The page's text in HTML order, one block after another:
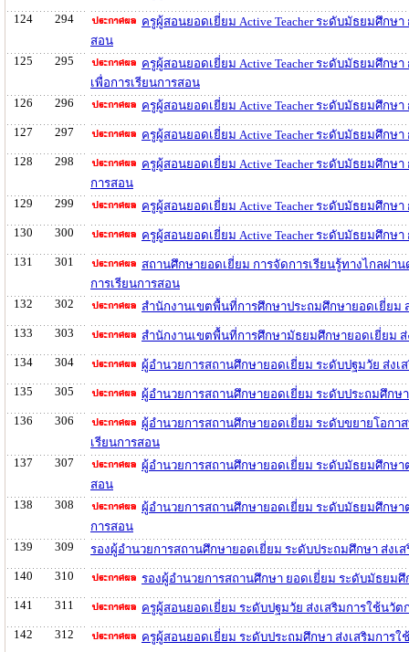
124
294
ครูผู้สอนยอดเยี่ยม Active Teacher ระดับมัธยมศึกษ
สอน
125
295
ครูผู้สอนยอดเยี่ยม Active Teacher ระดับมัธยมศึก
เพื่อการเรียนการสอน
126
296
ครูผู้สอนยอดเยี่ยม Active Teacher ระดับมัธยมศึกษ
127
297
ครูผู้สอนยอดเยี่ยม Active Teacher ระดับมัธยมศึกษ
128
298
ครูผู้สอนยอดเยี่ยม Active Teacher ระดับมัธยมศึก
การสอน
129
299
ครูผู้สอนยอดเยี่ยม Active Teacher ระดับมัธยมศึกษ
130
300
ครูผู้สอนยอดเยี่ยม Active Teacher ระดับมัธยมศึก
131
301
สถานศึกษายอดเยี่ยม การจัดการเรียนรู้ทางไกลผ่า
การเรียนการสอน
132
302
สำนักงานเขตพื้นที่การศึกษาประถมศึกษายอดเยี่ยม
133
303
สำนักงานเขตพื้นที่การศึกษามัธยมศึกษายอดเยี่ยม
134
304
ผู้อำนวยการสถานศึกษายอดเยี่ยม ระดับปฐมวัย ส่ง
135
305
ผู้อำนวยการสถานศึกษายอดเยี่ยม ระดับประถมศึกษ
136
306
ผู้อำนวยการสถานศึกษายอดเยี่ยม ระดับขยายโอกา
เรียนการสอน
137
307
ผู้อำนวยการสถานศึกษายอดเยี่ยม ระดับมัธยมศึกษา
สอน
138
308
ผู้อำนวยการสถานศึกษายอดเยี่ยม ระดับมัธยมศึกษา
การสอน
139
309
รองผู้อำนวยการสถานศึกษายอดเยี่ยม ระดับประถมศึกษา ส่งเ
140
310
รองผู้อำนวยการสถานศึกษา ยอดเยี่ยม ระดับมัธยม
141
311
ครูผู้สอนยอดเยี่ยม ระดับปฐมวัย ส่งเสริมการใช้นวั
142
312
ครูผู้สอนยอดเยี่ยม ระดับประถมศึกษา ส่งเสริมการ